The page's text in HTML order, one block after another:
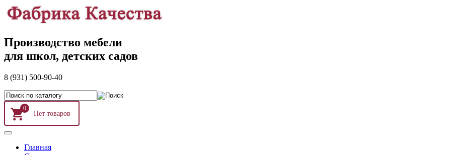
Производство мебели
для школ, детских садов
8 (931) 500-90-40
0
Главная